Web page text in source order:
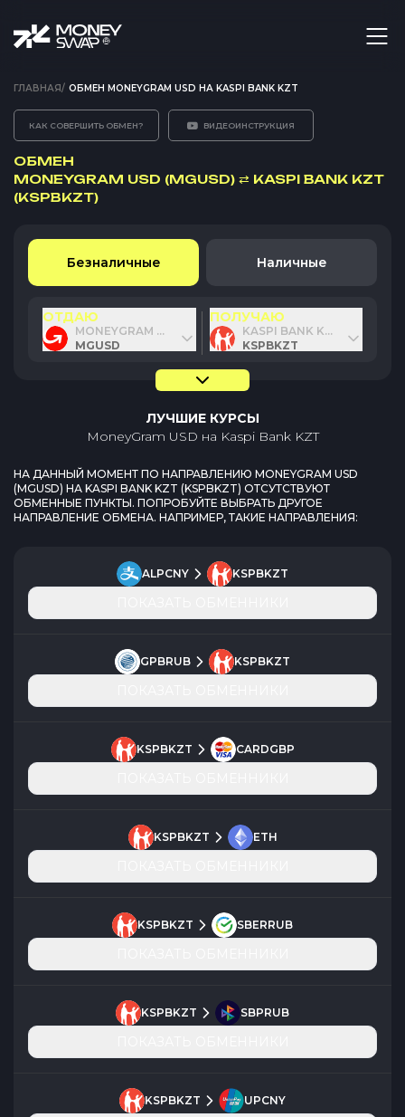
ГЛАВНАЯ/ ОБМЕН MONEYGRAM USD НА KASPI BANK KZT
КАК СОВЕРШИТЬ ОБМЕН? ВИДЕОИНСТРУКЦИЯ
ОБМЕН
MONEYGRAM USD (MGUSD) ⇄ KASPI BANK KZT
(KSPBKZT)
Безналичные Наличные
ОТДАЮ
MONEYGRAM USD
MGUSD
ПОЛУЧАЮ
KASPI BANK KZT
KSPBKZT
ЛУЧШИЕ КУРСЫ
MoneyGram USD на Kaspi Bank KZT
НА ДАННЫЙ МОМЕНТ ПО НАПРАВЛЕНИЮ MONEYGRAM USD
(MGUSD) НА KASPI BANK KZT (KSPBKZT) ОТСУТСТВУЮТ
ОБМЕННЫЕ ПУНКТЫ. ПОПРОБУЙТЕ ВЫБРАТЬ ДРУГОЕ
НАПРАВЛЕНИЕ ОБМЕНА. НАПРИМЕР, ТАКИЕ НАПРАВЛЕНИЯ:
ALPCNY KSPBKZT
GPBRUB KSPBKZT
KSPBKZT CARDGBP
KSPBKZT ETH
KSPBKZT SBERRUB
KSPBKZT SBPRUB
KSPBKZT UPCNY